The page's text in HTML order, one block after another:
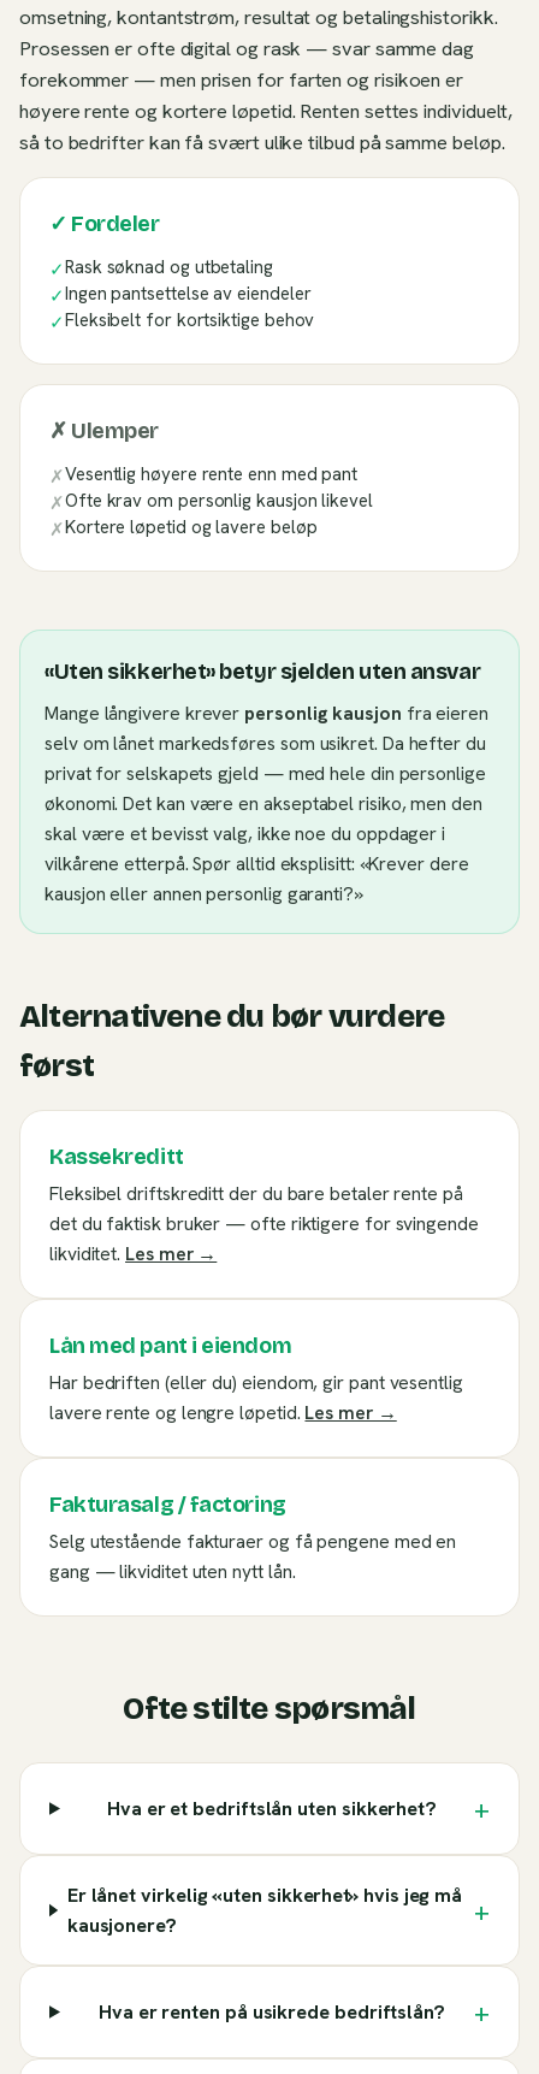
omsetning, kontantstrøm, resultat og betalingshistorikk.
Prosessen er ofte digital og rask — svar samme dag
forekommer — men prisen for farten og risikoen er
høyere rente og kortere løpetid. Renten settes individuelt,
så to bedrifter kan få svært ulike tilbud på samme beløp.
✓ Fordeler
✓Rask søknad og utbetaling
✓Ingen pantsettelse av eiendeler
✓Fleksibelt for kortsiktige behov
✗ Ulemper
✗Vesentlig høyere rente enn med pant
✗Ofte krav om personlig kausjon likevel
✗Kortere løpetid og lavere beløp
«Uten sikkerhet» betyr sjelden uten ansvar
Mange långivere krever personlig kausjon fra eieren
selv om lånet markedsføres som usikret. Da hefter du
privat for selskapets gjeld — med hele din personlige
økonomi. Det kan være en akseptabel risiko, men den
skal være et bevisst valg, ikke noe du oppdager i
vilkårene etterpå. Spør alltid eksplisitt: «Krever dere
kausjon eller annen personlig garanti?»
Alternativene du bør vurdere
først
Kassekreditt
Fleksibel driftskreditt der du bare betaler rente på
det du faktisk bruker — ofte riktigere for svingende
likviditet. Les mer →
Lån med pant i eiendom
Har bedriften (eller du) eiendom, gir pant vesentlig
lavere rente og lengre løpetid. Les mer →
Fakturasalg / factoring
Selg utestående fakturaer og få pengene med en
gang — likviditet uten nytt lån.
Ofte stilte spørsmål
Hva er et bedriftslån uten sikkerhet? +
Er lånet virkelig «uten sikkerhet» hvis jeg må
kausjonere?
+
Hva er renten på usikrede bedriftslån? +